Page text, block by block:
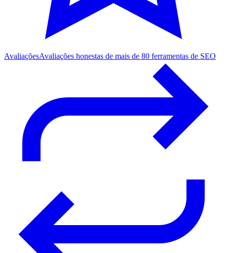
AvaliaçõesAvaliações honestas de mais de 80 ferramentas de SEO